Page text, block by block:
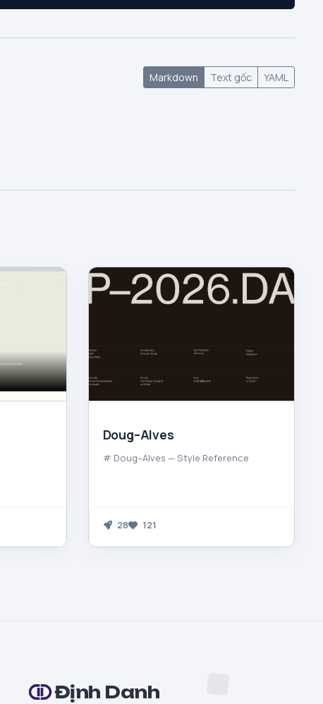
Markdown Text gốc YAML
Doug–Alves
# Doug–Alves — Style Reference
28 121
Định Danh